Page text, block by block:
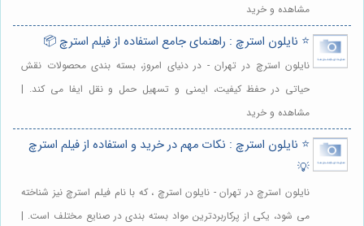
مشاهده و خرید
⭐️ نایلون استرچ : راهنمای جامع استفاده از فیلم استرچ 📦
نایلون استرچ در تهران - در دنیای امروز، بسته بندی محصولات نقش
حیاتی در حفظ کیفیت، ایمنی و تسهیل حمل و نقل ایفا می کند. |
مشاهده و خرید
⭐️ نایلون استرچ : نکات مهم در خرید و استفاده از فیلم استرچ
💡
نایلون استرچ در تهران - نایلون استرچ ، که با نام فیلم استرچ نیز شناخته
می شود، یکی از پرکاربردترین مواد بسته بندی در صنایع مختلف است. |